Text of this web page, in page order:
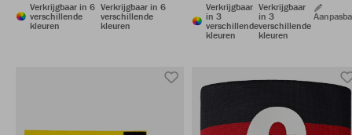
Verkrijgbaar in 6
verschillende
kleuren
Verkrijgbaar in 6
verschillende
kleuren
Verkrijgbaar
in 3
verschillende
kleuren
Verkrijgbaar
in 3
verschillende
kleuren